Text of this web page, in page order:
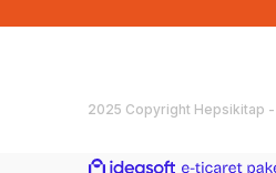
2025 Copyright Hepsikitap -
ideasoft